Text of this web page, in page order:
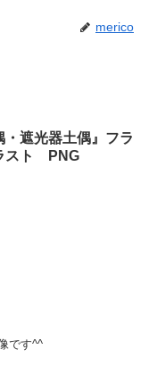
merico
・遮光器土偶』フラ
スト PNG
です^^